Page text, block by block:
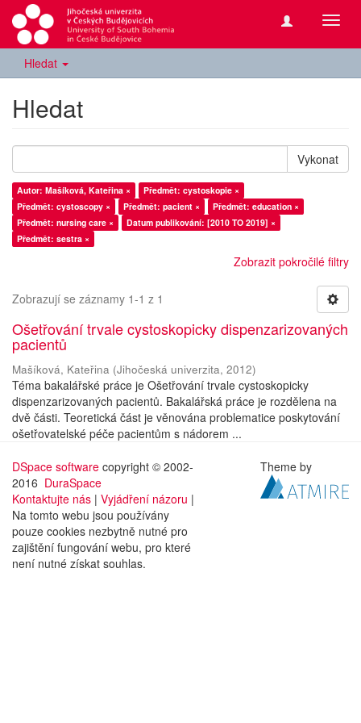
Hledat
Hledat
Vykonat
Autor: Mašíková, Kateřina ×
Předmět: cystoskopie ×
Předmět: cystoscopy ×
Předmět: pacient ×
Předmět: education ×
Předmět: nursing care ×
Datum publikování: [2010 TO 2019] ×
Předmět: sestra ×
Zobrazit pokročilé filtry
Zobrazují se záznamy 1-1 z 1
Ošetřování trvale cystoskopicky dispenzarizovaných
pacientů
Mašíková, Kateřina (Jihočeská univerzita, 2012)
Téma bakalářské práce je Ošetřování trvale cystoskopicky
dispenzarizovaných pacientů. Bakalářská práce je rozdělena na
dvě části. Teoretická část je věnována problematice poskytování
ošetřovatelské péče pacientům s nádorem ...
DSpace software copyright © 2002-
2016 DuraSpace
Kontaktujte nás | Vyjádření názoru |
Na tomto webu jsou používány
pouze cookies nezbytně nutné pro
zajištění fungování webu, pro které
není nutné získat souhlas.
Theme by